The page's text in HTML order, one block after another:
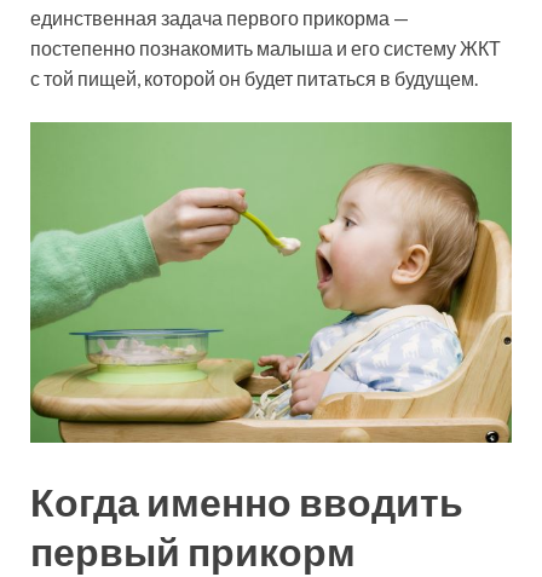
единственная задача первого прикорма —
постепенно познакомить малыша и его систему ЖКТ
с той пищей, которой он будет питаться в будущем.
Когда именно вводить
первый прикорм